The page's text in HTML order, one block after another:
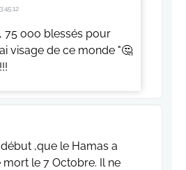
75 ooo blessés pour
visage de ce monde "🤔
,que le Hamas a
le 7 Octobre. Il ne